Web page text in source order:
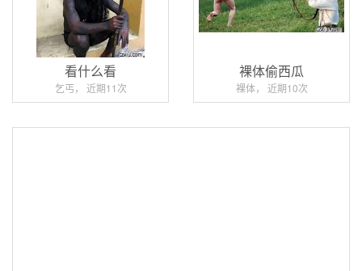
看什么看
乞丐， 近期11次
裸体偷西瓜
裸体， 近期10次